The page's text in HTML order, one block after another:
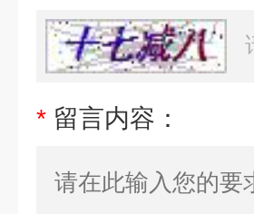
* 留言内容：